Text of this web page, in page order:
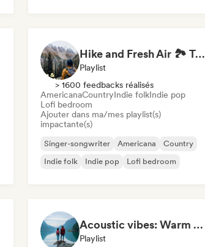
Hike and Fresh Air 🏞️ Trail-Ready Indie Folk & Acoustic
Playlist
> 1600 feedbacks réalisés
AmericanaCountryIndie folkIndie pop
Lofi bedroom
Ajouter dans ma/mes playlist(s)
impactante(s)
Singer-songwriter Americana
Country
Indie folk
Indie pop Lofi bedroom
Acoustic vibes: Warm Melodies, Indie Folk & Singer-Songwriter 🏞️
Playlist